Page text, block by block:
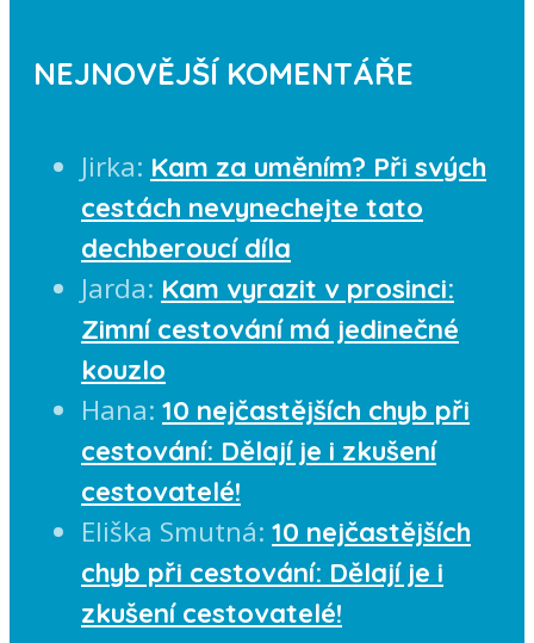
NEJNOVĚJŠÍ KOMENTÁŘE
Jirka: Kam za uměním? Při svých
cestách nevynechejte tato
dechberoucí díla
Jarda: Kam vyrazit v prosinci:
Zimní cestování má jedinečné
kouzlo
Hana: 10 nejčastějších chyb při
cestování: Dělají je i zkušení
cestovatelé!
Eliška Smutná: 10 nejčastějších
chyb při cestování: Dělají je i
zkušení cestovatelé!